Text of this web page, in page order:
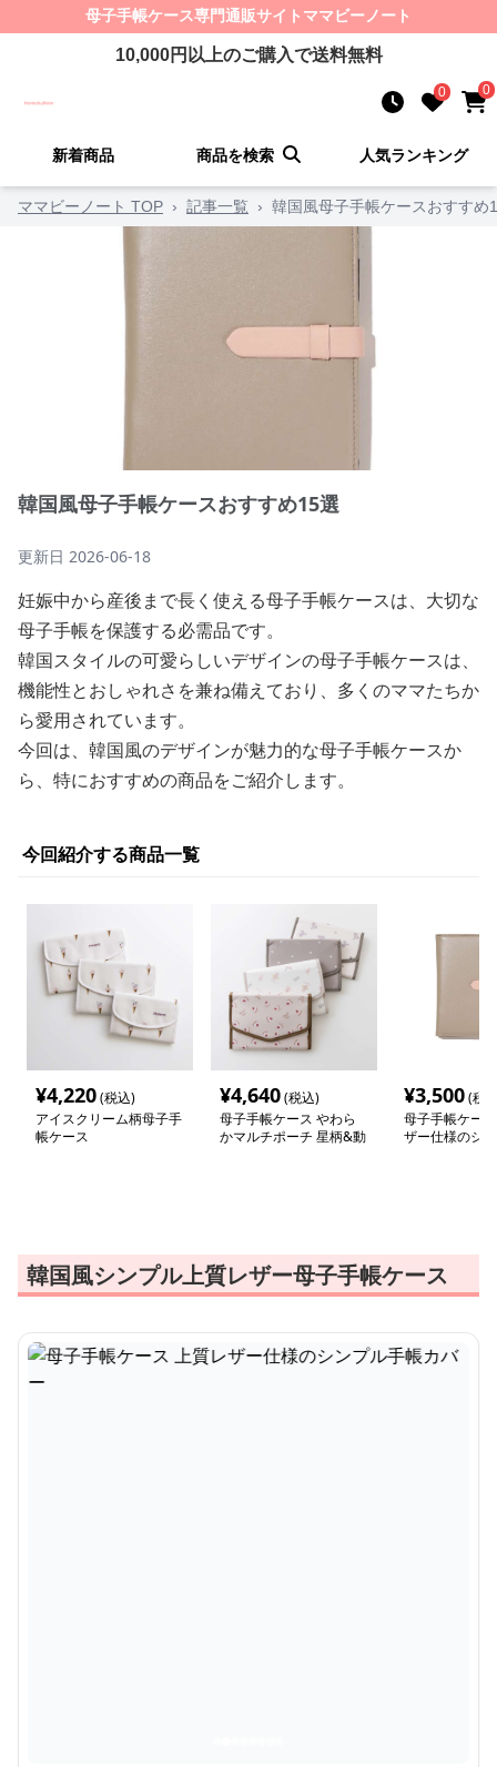
母子手帳ケース専門通販サイト ママビーノート
10,000円以上のご購入で送料無料
0 0
新着商品 商品を検索 人気ランキング
ママビーノート TOP › 記事一覧 › 韓国風母子手帳ケースおすすめ
韓国風母子手帳ケースおすすめ15選
更新日 2026-06-18
妊娠中から産後まで長く使える母子手帳ケースは、大切な
母子手帳を保護する必需品です。
韓国スタイルの可愛らしいデザインの母子手帳ケースは、
機能性とおしゃれさを兼ね備えており、多くのママたちか
ら愛用されています。
今回は、韓国風のデザインが魅力的な母子手帳ケースか
ら、特におすすめの商品をご紹介します。
今回紹介する商品一覧
¥4,220(税込)
アイスクリーム柄母子手
帳ケース
¥4,640(税込)
母子手帳ケース やわら
かマルチポーチ 星柄&動
¥3,500(税
母子手帳ケー
ザー仕様のシ
韓国風シンプル上質レザー母子手帳ケース